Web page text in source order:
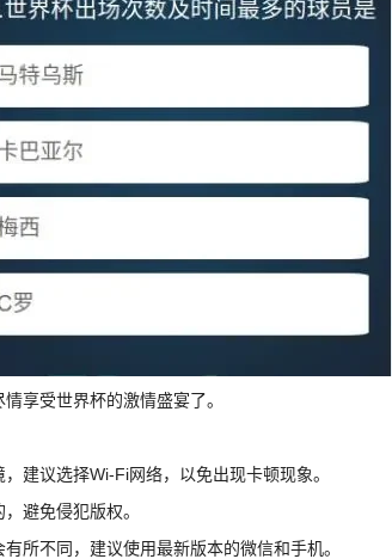
享受世界杯的激情盛宴了。
建议选择Wi-Fi网络，以免出现卡顿现象。
避免侵犯版权。
所不同，建议使用最新版本的微信和手机。